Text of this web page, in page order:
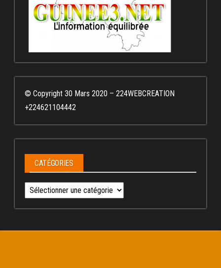
© Copyright 30 Mars 2020 – 224WEBCREATION
+224621104442
CATÉGORIES
Catégories